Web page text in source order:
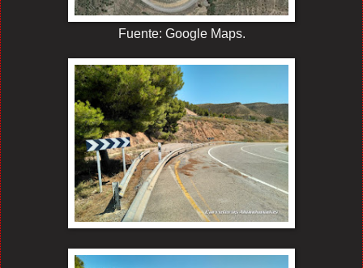
Fuente: Google Maps.